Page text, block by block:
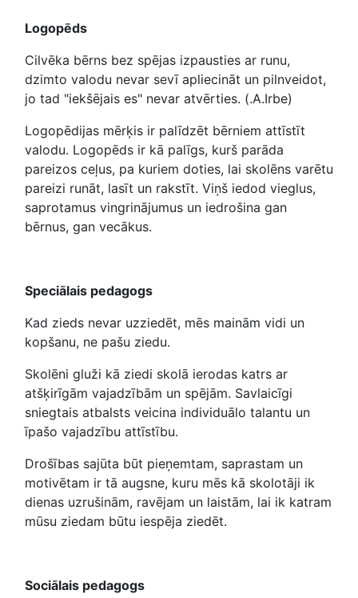
Logopēds
Cilvēka bērns bez spējas izpausties ar runu,
dzimto valodu nevar sevī apliecināt un pilnveidot,
jo tad "iekšējais es" nevar atvērties. (.A.Irbe)
Logopēdijas mērķis ir palīdzēt bērniem attīstīt
valodu. Logopēds ir kā palīgs, kurš parāda
pareizos ceļus, pa kuriem doties, lai skolēns varētu
pareizi runāt, lasīt un rakstīt. Viņš iedod vieglus,
saprotamus vingrinājumus un iedrošina gan
bērnus, gan vecākus.
Speciālais pedagogs
Kad zieds nevar uzziedēt, mēs mainām vidi un
kopšanu, ne pašu ziedu.
Skolēni gluži kā ziedi skolā ierodas katrs ar
atšķirīgām vajadzībām un spējām. Savlaicīgi
sniegtais atbalsts veicina individuālo talantu un
īpašo vajadzību attīstību.
Drošības sajūta būt pieņemtam, saprastam un
motivētam ir tā augsne, kuru mēs kā skolotāji ik
dienas uzrušinām, ravējam un laistām, lai ik katram
mūsu ziedam būtu iespēja ziedēt.
Sociālais pedagogs